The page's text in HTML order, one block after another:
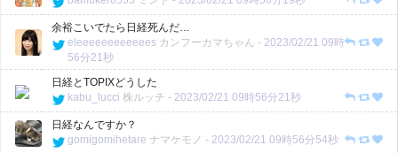
余裕こいでたら日経死んだ…
eleeeeeeeeeeees カンフーカマちゃん - 2023/02/21 09時
56分21秒
日経とTOPIXどうした
kabu_lucci 株ルッチ - 2023/02/21 09時56分21秒
日経なんですか？
gomigomihetare ナマケモノ - 2023/02/21 09時56分54秒